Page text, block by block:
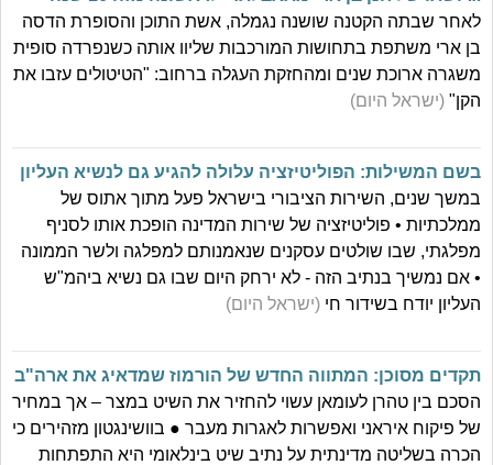
לאחר שבתה הקטנה שושנה נגמלה, אשת התוכן והסופרת הדסה
בן ארי משתפת בתחושות המורכבות שליוו אותה כשנפרדה סופית
משגרה ארוכת שנים ומהחזקת העגלה ברחוב: "הטיטולים עזבו את
הקן" (ישראל היום)
בשם המשילות: הפוליטיזציה עלולה להגיע גם לנשיא העליון
במשך שנים, השירות הציבורי בישראל פעל מתוך אתוס של
ממלכתיות • פוליטיזציה של שירות המדינה הופכת אותו לסניף
מפלגתי, שבו שולטים עסקנים שנאמנותם למפלגה ולשר הממונה
• אם נמשיך בנתיב הזה - לא ירחק היום שבו גם נשיא ביהמ"ש
העליון יודח בשידור חי (ישראל היום)
תקדים מסוכן: המתווה החדש של הורמוז שמדאיג את ארה"ב
הסכם בין טהרן לעומאן עשוי להחזיר את השיט במצר – אך במחיר
של פיקוח איראני ואפשרות לאגרות מעבר ● בוושינגטון מזהירים כי
הכרה בשליטה מדינתית על נתיב שיט בינלאומי היא התפתחות